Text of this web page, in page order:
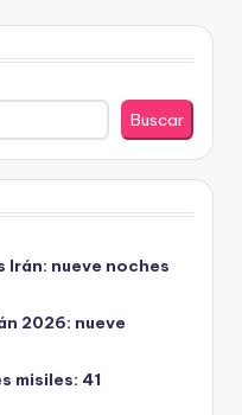
Buscar
Irán: nueve noches
2026: nueve
misiles: 41